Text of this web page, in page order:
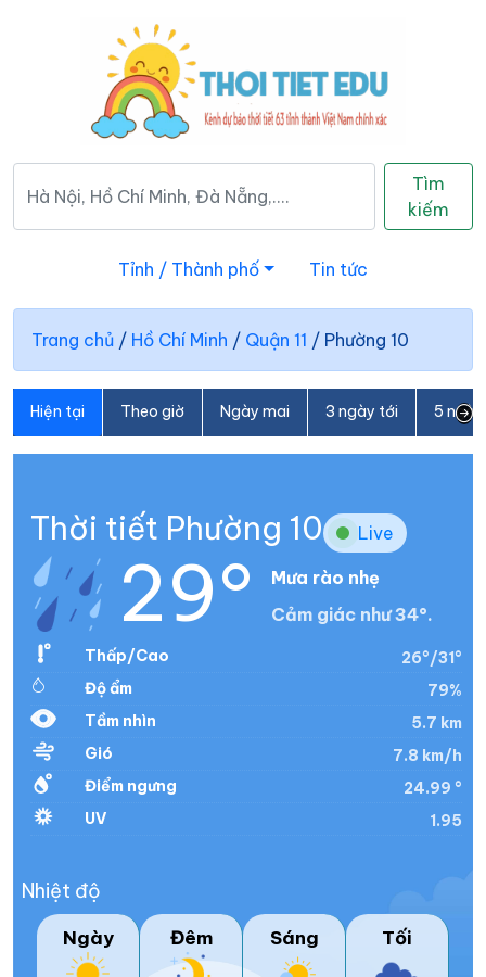
Tìm
kiếm
Tỉnh / Thành phố Tin tức
Trang chủ / Hồ Chí Minh / Quận 11 / Phường 10
Hiện tại Theo giờ Ngày mai 3 ngày tới 5
Thời tiết Phường 10 Live
29°
Mưa rào nhẹ
Cảm giác như 34°.
Thấp/Cao
26°/31°
Độ ẩm
79%
Tầm nhìn
5.7 km
Gió
7.8 km/h
Điểm ngưng
24.99 °
UV
1.95
Nhiệt độ
Ngày Đêm Sáng Tối